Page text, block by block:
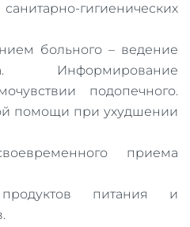
гигиенических
больного – ведение
Информирование
подопечного.
помощи при ухудшении
приема
питания и